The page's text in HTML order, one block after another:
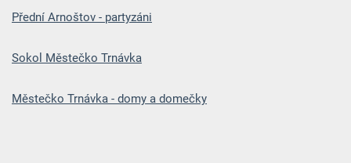
Přední Arnoštov - partyzáni
Sokol Městečko Trnávka
Městečko Trnávka - domy a domečky